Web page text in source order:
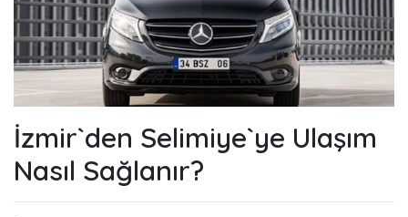
İzmir`den Selimiye`ye Ulaşım
Nasıl Sağlanır?